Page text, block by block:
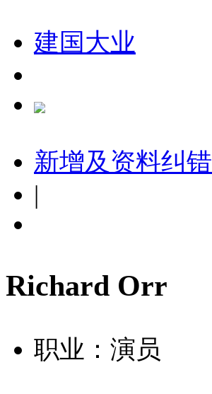
建国大业
新增及资料纠错
|
Richard Orr
职业：演员